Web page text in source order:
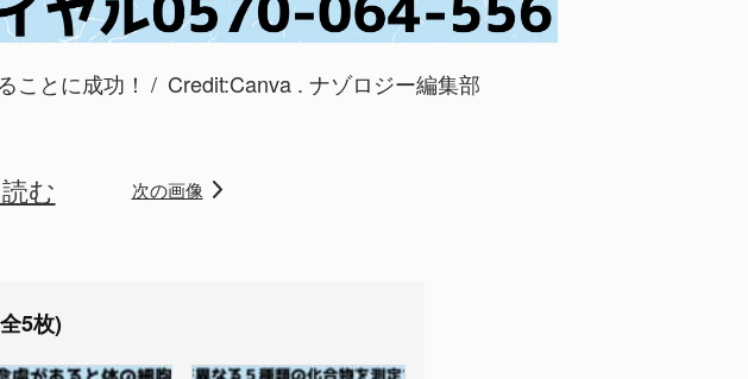
ことに成功！ Credit:Canva . ナゾロジー編集部
む 次の画像
5枚)